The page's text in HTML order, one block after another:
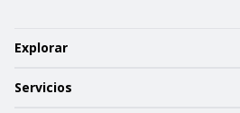
Explorar
Servicios